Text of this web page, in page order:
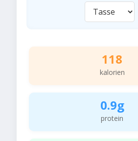
118
kalorien
0.9g
protein